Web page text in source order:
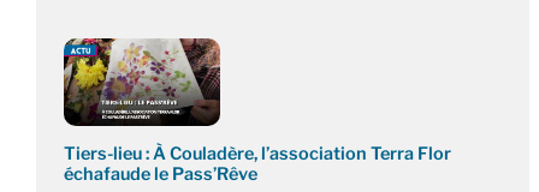
Tiers-lieu : À Couladère, l’association Terra Flor
échafaude le Pass’Rêve